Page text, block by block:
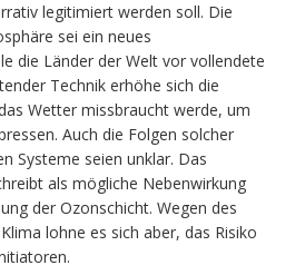
legitimiert werden soll. Die
sei ein neues
die Länder der Welt vor vollendete
Technik erhöhe sich die
Wetter missbraucht werde, um
Auch die Folgen solcher
Systeme seien unklar. Das
als mögliche Nebenwirkung
der Ozonschicht. Wegen des
lohne es sich aber, das Risiko